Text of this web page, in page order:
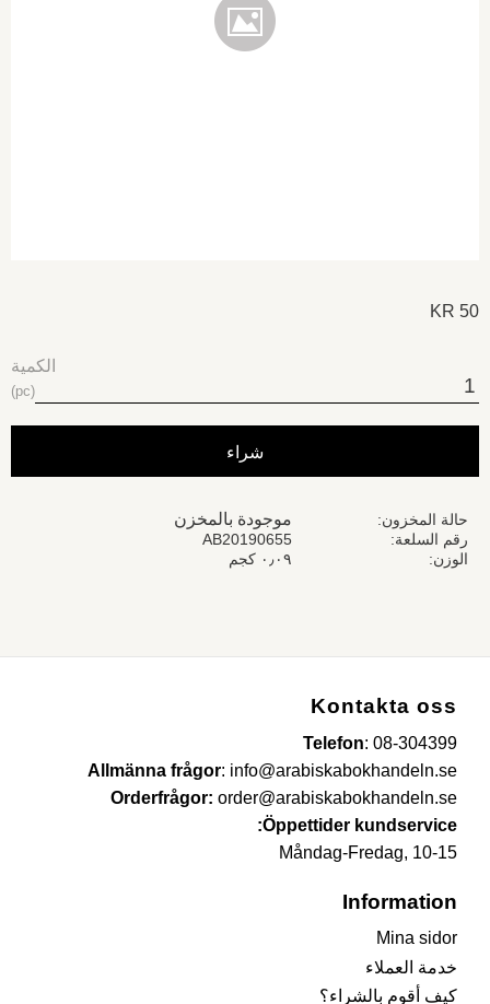
50
الكمية
pc
شراء
حالة المخزون موجودة بالمخزن
رقم السلعة
AB20190655
الوزن
٠٫٠٩ كجم
Kontakta oss
Telefon: 08-304399
Allmänna frågor: info@arabiskabokhandeln.se
Orderfrågor: order@arabiskabokhandeln.se
Öppettider kundservice:
Måndag-Fredag, 10-15
Information
Mina sidor
خدمة العملاء
كيف أقوم بالشراء؟